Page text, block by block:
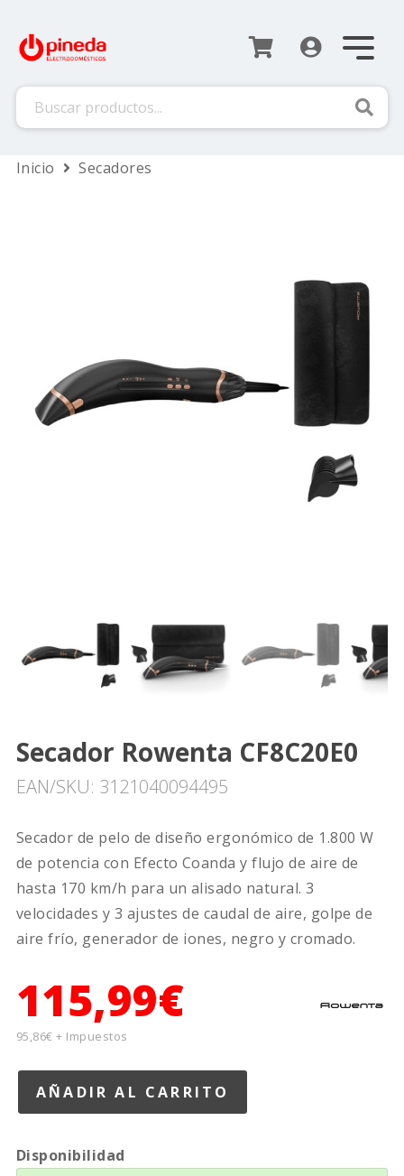
Inicio
 Secadores
Secador Rowenta CF8C20E0
EAN/SKU: 3121040094495
Secador de pelo de diseño ergonómico de 1.800 W
de potencia con Efecto Coanda y flujo de aire de
hasta 170 km/h para un alisado natural. 3
velocidades y 3 ajustes de caudal de aire, golpe de
aire frío, generador de iones, negro y cromado.
115,99€
95,86€ + Impuestos
Disponibilidad